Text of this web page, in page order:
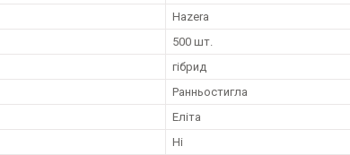
Hazera
500 шт.
гібрид
Ранньостигла
Еліта
Ні